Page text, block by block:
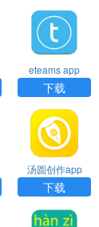
eteams app
下载
汤圆创作app
下载